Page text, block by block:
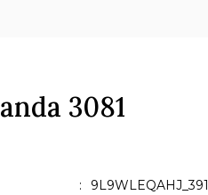
3081
9L9WLEQAHJ_391